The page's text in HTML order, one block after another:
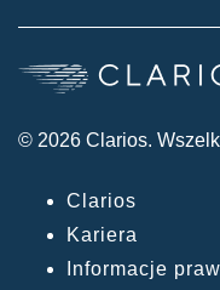
© 2026 Clarios.
Clarios
Kariera
Informacje